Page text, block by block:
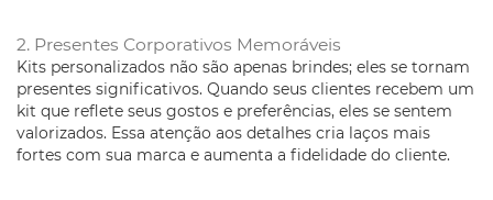
2. Presentes Corporativos Memoráveis
Kits personalizados não são apenas brindes; eles se tornam
presentes significativos. Quando seus clientes recebem um
kit que reflete seus gostos e preferências, eles se sentem
valorizados. Essa atenção aos detalhes cria laços mais
fortes com sua marca e aumenta a fidelidade do cliente.